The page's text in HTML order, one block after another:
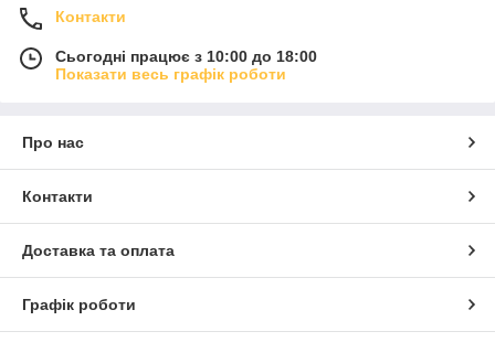
Контакти
Сьогодні працює з 10:00 до 18:00
Показати весь графік роботи
Про нас
Контакти
Доставка та оплата
Графік роботи